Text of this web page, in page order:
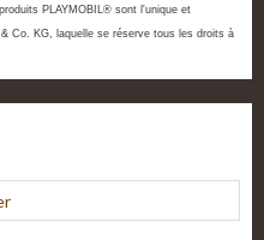
PLAYMOBIL® sont l'unique et
Co. KG, laquelle se réserve tous les droits à